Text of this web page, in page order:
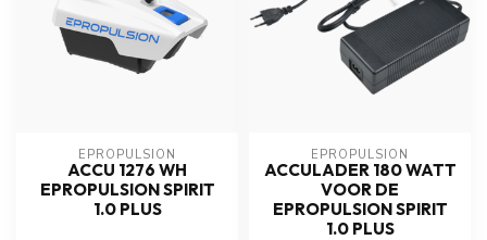
EPROPULSION
ACCU 1276 WH
EPROPULSION SPIRIT
1.0 PLUS
EPROPULSION
ACCULADER 180 WATT
VOOR DE
EPROPULSION SPIRIT
1.0 PLUS